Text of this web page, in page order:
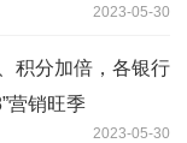
2023-05-30
积分加倍，各银行
营销旺季
2023-05-30